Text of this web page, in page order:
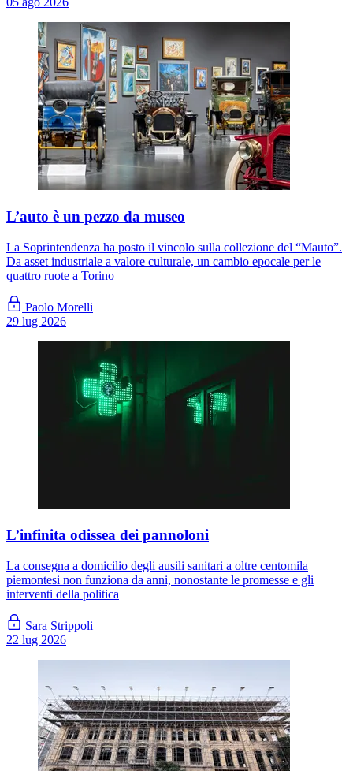
L’auto è un pezzo da museo
La Soprintendenza ha posto il vincolo sulla collezione del “Mauto”.
Da asset industriale a valore culturale, un cambio epocale per le
quattro ruote a Torino
Paolo Morelli
29 lug 2026
L’infinita odissea dei pannoloni
La consegna a domicilio degli ausili sanitari a oltre centomila
piemontesi non funziona da anni, nonostante le promesse e gli
interventi della politica
Sara Strippoli
22 lug 2026